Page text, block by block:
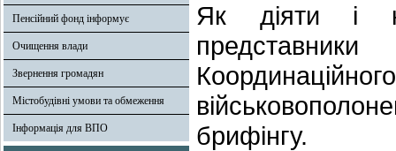
Пенсійний фонд інформує
Очищення влади
Звернення громадян
Містобудівні умови та обмеження
Інформація для ВПО
Як діяти і
брифінгу.